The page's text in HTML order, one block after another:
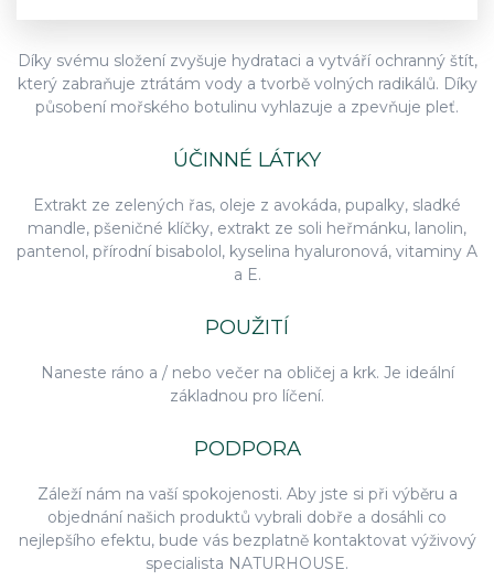
Díky svému složení zvyšuje hydrataci a vytváří ochranný štít,
který zabraňuje ztrátám vody a tvorbě volných radikálů. Díky
působení mořského botulinu vyhlazuje a zpevňuje pleť.
ÚČINNÉ LÁTKY
Extrakt ze zelených řas, oleje z avokáda, pupalky, sladké
mandle, pšeničné klíčky, extrakt ze soli heřmánku, lanolin,
pantenol, přírodní bisabolol, kyselina hyaluronová, vitaminy A
a E.
POUŽITÍ
Naneste ráno a / nebo večer na obličej a krk. Je ideální
základnou pro líčení.
PODPORA
Záleží nám na vaší spokojenosti. Aby jste si při výběru a
objednání našich produktů vybrali dobře a dosáhli co
nejlepšího efektu, bude vás bezplatně kontaktovat výživový
specialista NATURHOUSE.